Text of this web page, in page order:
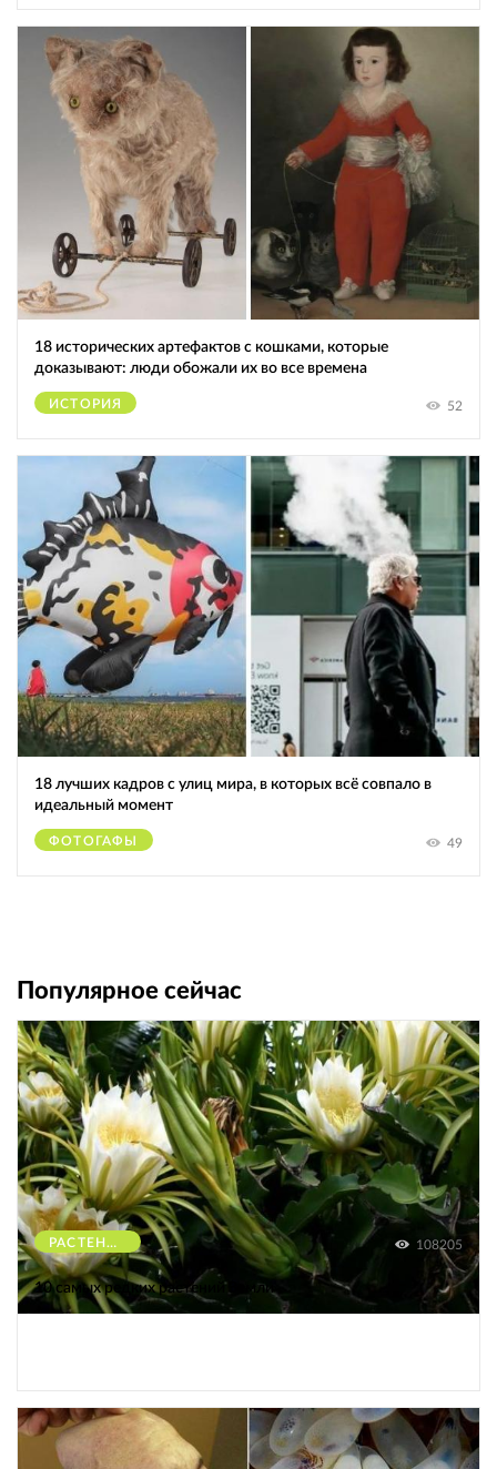
18 исторических артефактов с кошками, которые
доказывают: люди обожали их во все времена
ИСТОРИЯ 52
18 лучших кадров с улиц мира, в которых всё совпало в
идеальный момент
ФОТОГАФЫ 49
Популярное сейчас
РАСТЕНИЯ 108205
10 самых редких растений Земли